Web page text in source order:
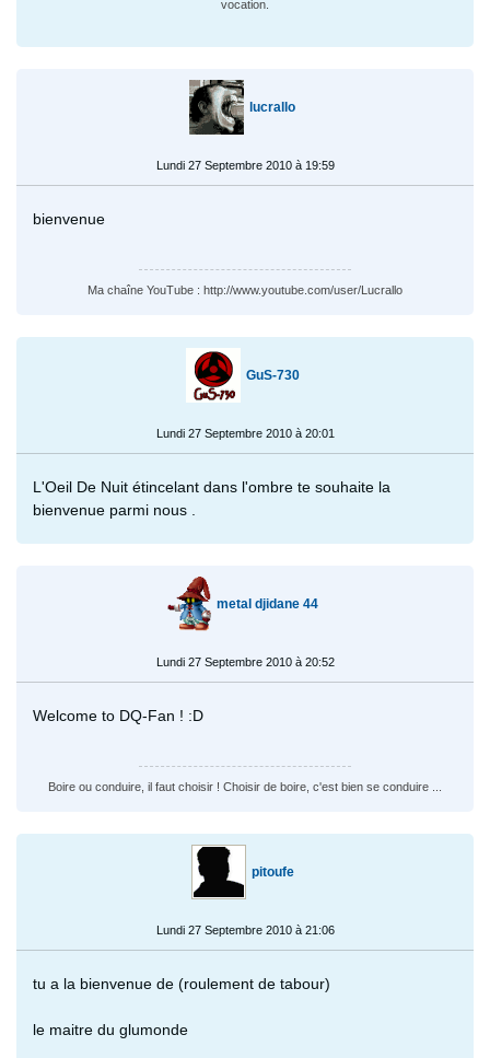
vocation.
lucrallo
Lundi 27 Septembre 2010 à 19:59
bienvenue
Ma chaîne YouTube : http://www.youtube.com/user/Lucrallo
GuS-730
Lundi 27 Septembre 2010 à 20:01
L'Oeil De Nuit étincelant dans l'ombre te souhaite la
bienvenue parmi nous .
metal djidane 44
Lundi 27 Septembre 2010 à 20:52
Welcome to DQ-Fan ! :D
Boire ou conduire, il faut choisir ! Choisir de boire, c'est bien se conduire ...
pitoufe
Lundi 27 Septembre 2010 à 21:06
tu a la bienvenue de (roulement de tabour)
le maitre du glumonde